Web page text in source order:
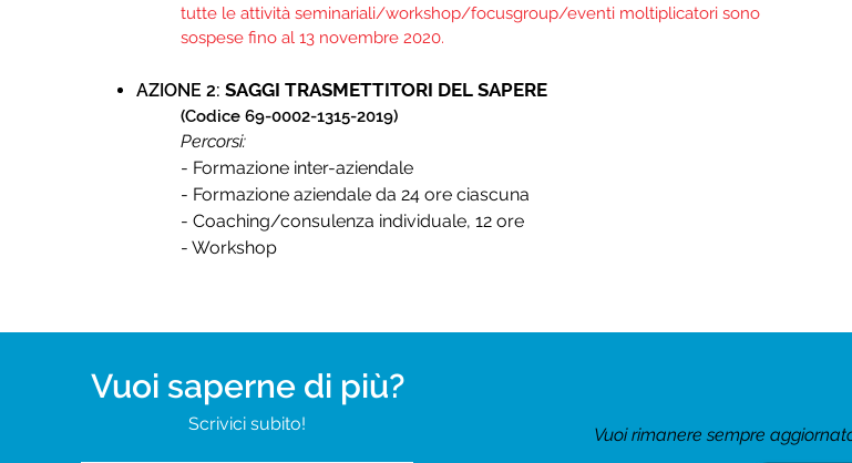
tutte le attività seminariali/workshop/focusgroup/eventi moltiplicatori sono
sospese fino al 13 novembre 2020.
AZIONE 2:SAGGI TRASMETTITORI DEL SAPERE
(Codice 69-0002-1315-2019)​
Percorsi:
- Formazione inter-aziendale
- Formazione aziendale da 24 ore ciascuna
- Coaching/consulenza individuale, 12 ore
- Workshop
Vuoi saperne di più?
Scrivici subito!
Vuoi rimanere sempre